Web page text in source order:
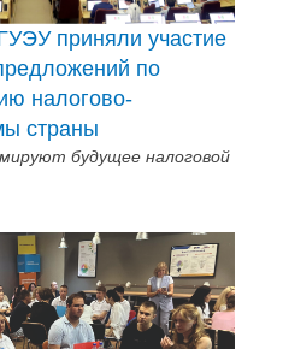
приняли участие
по
налогово-
страны
будущее налоговой